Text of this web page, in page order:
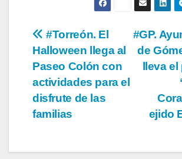
Navegación
de
entradas
#GP.
de
lleva el
ejido
#Torreón. El
Halloween llega al
Paseo Colón con
actividades para el
disfrute de las
familias